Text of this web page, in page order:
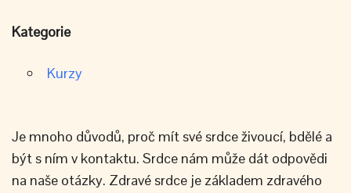
Kategorie
Kurzy
Je mnoho důvodů, proč mít své srdce živoucí, bdělé a
být s ním v kontaktu. Srdce nám může dát odpovědi
na naše otázky. Zdravé srdce je základem zdravého